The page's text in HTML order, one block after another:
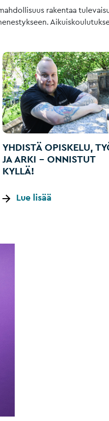
rakentaa
YHDISTÄ OPISKELU,
JA ARKI – ONNISTUT
KYLLÄ!
Lue lisää